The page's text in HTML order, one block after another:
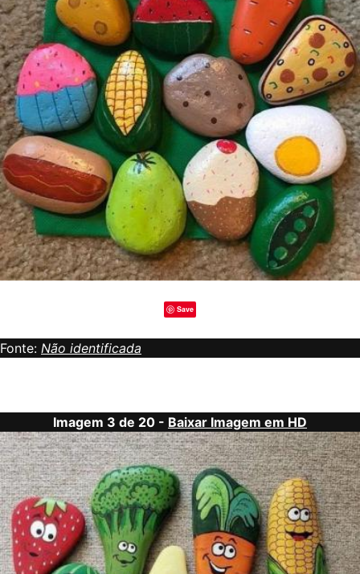
Save
Fonte: Não identificada
Imagem 3 de 20 - Baixar Imagem em HD